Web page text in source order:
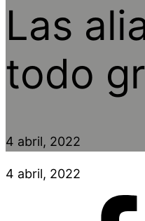
Las
todo
4 abril, 2022
4 abril, 2022